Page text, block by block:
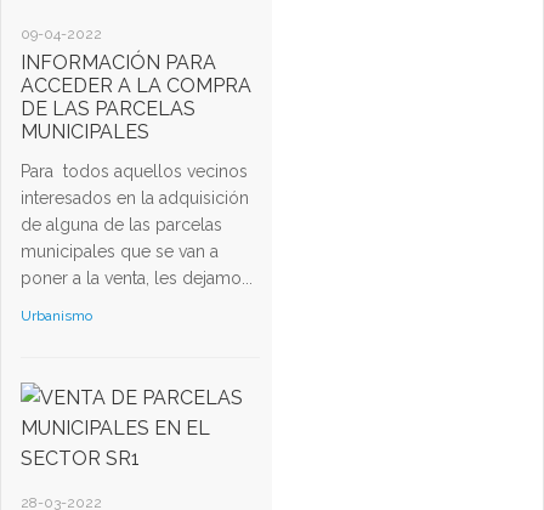
09-04-2022
INFORMACIÓN PARA
ACCEDER A LA COMPRA
DE LAS PARCELAS
MUNICIPALES
Para todos aquellos vecinos
interesados en la adquisición
de alguna de las parcelas
municipales que se van a
poner a la venta, les dejamo...
Urbanismo
28-03-2022